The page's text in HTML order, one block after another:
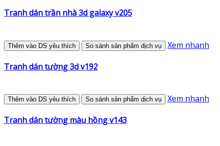
Tranh dán trần nhà 3d galaxy v205
Thêm vào DS yêu thích So sánh sản phẩm dịch vụ Xem nhanh
Tranh dán tường 3d v192
Thêm vào DS yêu thích So sánh sản phẩm dịch vụ Xem nhanh
Tranh dán tường màu hồng v143